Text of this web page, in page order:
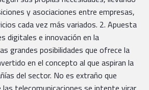
y asociaciones entre empresas,
cada vez más variados. 2. Apuesta
digitales e innovación en la
grandes posibilidades que ofrece la
en el concepto al que aspiran la
del sector. No es extraño que